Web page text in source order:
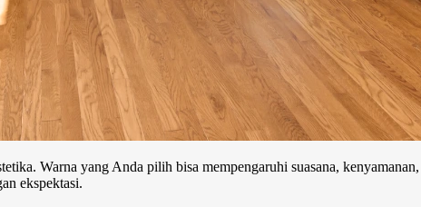
Warna yang Anda pilih bisa mempengaruhi suasana,
ekspektasi.